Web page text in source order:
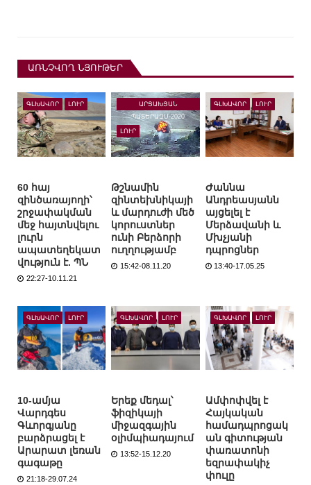
ԱՌՆՉՎՈՂ ՆՅՈՒԹԵՐ
ԳԼԽԱՎՈՐ ԼՈՒՐ
60 հայ
զինծառայողի՝
շրջափակման
մեջ հայտնվելու
լուրն
ապատեղեկատ
վություն է. ՊՆ
22:27-10.11.21
ԱՐՑԱԽՅԱՆ
ՊԱՏԵՐԱԶՄ-2020
ԼՈՒՐ
Թշնամին
զինտեխնիկայի
և մարդուժի մեծ
կորուստներ
ունի Բերձորի
ուղղությամբ
15:42-08.11.20
ԳԼԽԱՎՈՐ ԼՈՒՐ
Ժաննա
Անդրեասյանն
այցելել է
Մերձավանի և
Մխչյանի
դպրոցներ
13:40-17.05.25
ԳԼԽԱՎՈՐ ԼՈՒՐ
10-ամյա
Վարդգես
Գևորգյանը
բարձրացել է
Արարատ լեռան
գագաթը
21:18-29.07.24
ԳԼԽԱՎՈՐ ԼՈՒՐ
Երեք մեդալ՝
ֆիզիկայի
միջազգային
օլիմպիադայում
13:52-15.12.20
ԳԼԽԱՎՈՐ ԼՈՒՐ
Ամփոփվել է
Հայկական
համադպրոցակ
ան գիտության
փառատոնի
եզրափակիչ
փուլը